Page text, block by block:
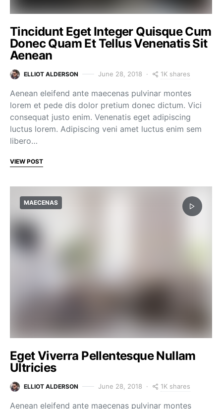
Tincidunt Eget Integer Quisque Cum
Donec Quam Et Tellus Venenatis Sit
Aenean
ELLIOT ALDERSON June 28, 2018 1K shares
Aenean eleifend ante maecenas pulvinar montes
lorem et pede dis dolor pretium donec dictum. Vici
consequat justo enim. Venenatis eget adipiscing
luctus lorem. Adipiscing veni amet luctus enim sem
libero…
VIEW POST
MAECENAS
Eget Viverra Pellentesque Nullam
Ultricies
ELLIOT ALDERSON June 28, 2018 1K shares
Aenean eleifend ante maecenas pulvinar montes